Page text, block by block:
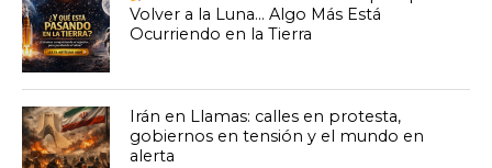
Volver a la Luna… Algo Más Está
Ocurriendo en la Tierra
Irán en Llamas: calles en protesta,
gobiernos en tensión y el mundo en
alerta